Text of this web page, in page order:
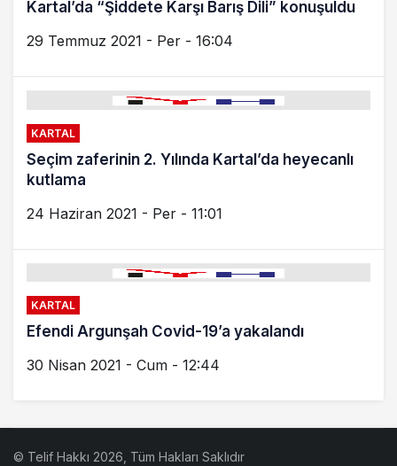
Kartal’da “Şiddete Karşı Barış Dili” konuşuldu
29 Temmuz 2021 - Per - 16:04
KARTAL
Seçim zaferinin 2. Yılında Kartal’da heyecanlı
kutlama
24 Haziran 2021 - Per - 11:01
KARTAL
Efendi Argunşah Covid-19’a yakalandı
30 Nisan 2021 - Cum - 12:44
© Telif Hakkı 2026, Tüm Hakları Saklıdır